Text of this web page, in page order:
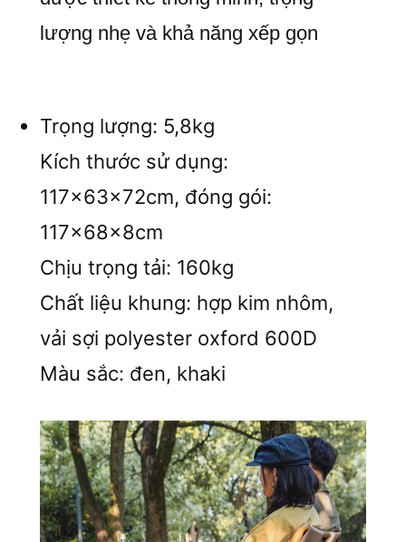
lượng nhẹ và khả năng xếp gọn
Trọng lượng: 5,8kg
Kích thước sử dụng:
117x63x72cm, đóng gói:
117x68x8cm
Chịu trọng tải: 160kg
Chất liệu khung: hợp kim nhôm,
vải sợi polyester oxford 600D
Màu sắc: đen, khaki